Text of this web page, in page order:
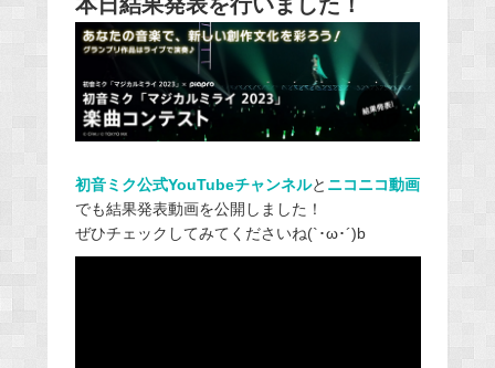
初音ミク公式YouTubeチャンネルと ニコニコ動画
でも結果発表動画を公開しました！
ぜひチェックしてみてくださいね(`･ω･´)b